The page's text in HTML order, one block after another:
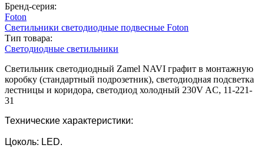
Бренд-серия:
Foton
Светильники светодиодные подвесные Foton
Тип товара:
Светодиодные светильники
Светильник светодиодный Zamel NAVI графит в монтажную
коробку (стандартный подрозетник), светодиодная подсветка
лестницы и коридора, светодиод холодный 230V AC, 11-221-
31
Технические характеристики:
Цоколь: LED.